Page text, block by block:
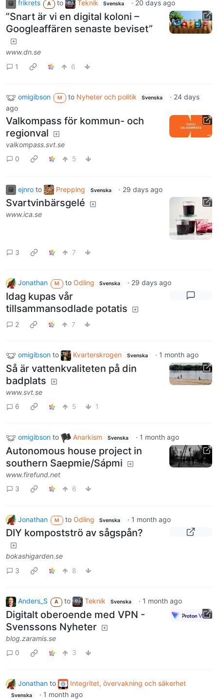
frikrets A to Teknik Svenska · 20 days ago
”Snart är vi en digital koloni –
Googleaffären senaste beviset”
www.dn.se
1
6
omigibson M to Nyheter och politik Svenska · 24 days
ago
Valkompass för kommun- och
regionval
valkompass.svt.se
0
5
ejnro to Prepping Svenska · 29 days ago
Svartvinbärsgelé
www.ica.se
3 7
Jonathan M to Odling Svenska · 29 days ago
Idag kupas vår
tillsammansodlade potatis
2 7
omigibson to Kvarterskrogen Svenska · 1 month ago
Så är vattenkvaliteten på din
badplats
www.svt.se
6
5 1
omigibson to Anarkism Svenska · 1 month ago
Autonomous house project in
southern Saepmie/Sápmi
www.firefund.net
3
6
Jonathan M to Odling Svenska · 1 month ago
DIY kompostströ av sågspån?
bokashigarden.se
3
8
Anders_S A to Teknik Svenska · 1 month ago
Digitalt oberoende med VPN -
Svenssons Nyheter
blog.zaramis.se
0
3
Jonathan to Integritet, övervakning och säkerhet
Svenska · 1 month ago